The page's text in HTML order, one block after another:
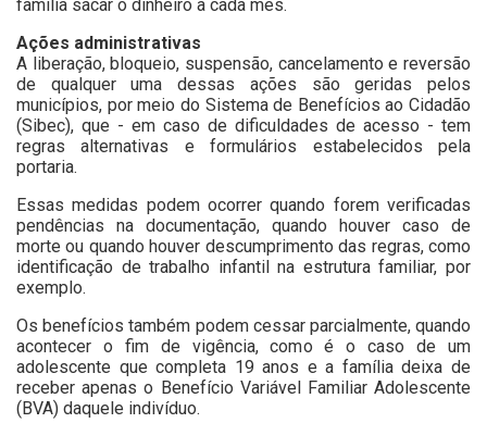
família sacar o dinheiro a cada mês.
Ações administrativas
A liberação, bloqueio, suspensão, cancelamento e reversão
de qualquer uma dessas ações são geridas pelos
municípios, por meio do Sistema de Benefícios ao Cidadão
(Sibec), que - em caso de dificuldades de acesso - tem
regras alternativas e formulários estabelecidos pela
portaria.
Essas medidas podem ocorrer quando forem verificadas
pendências na documentação, quando houver caso de
morte ou quando houver descumprimento das regras, como
identificação de trabalho infantil na estrutura familiar, por
exemplo.
Os benefícios também podem cessar parcialmente, quando
acontecer o fim de vigência, como é o caso de um
adolescente que completa 19 anos e a família deixa de
receber apenas o Benefício Variável Familiar Adolescente
(BVA) daquele indivíduo.